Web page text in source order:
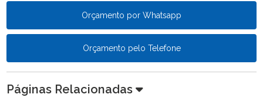
Orçamento por Whatsapp
Orçamento pelo Telefone
Páginas Relacionadas